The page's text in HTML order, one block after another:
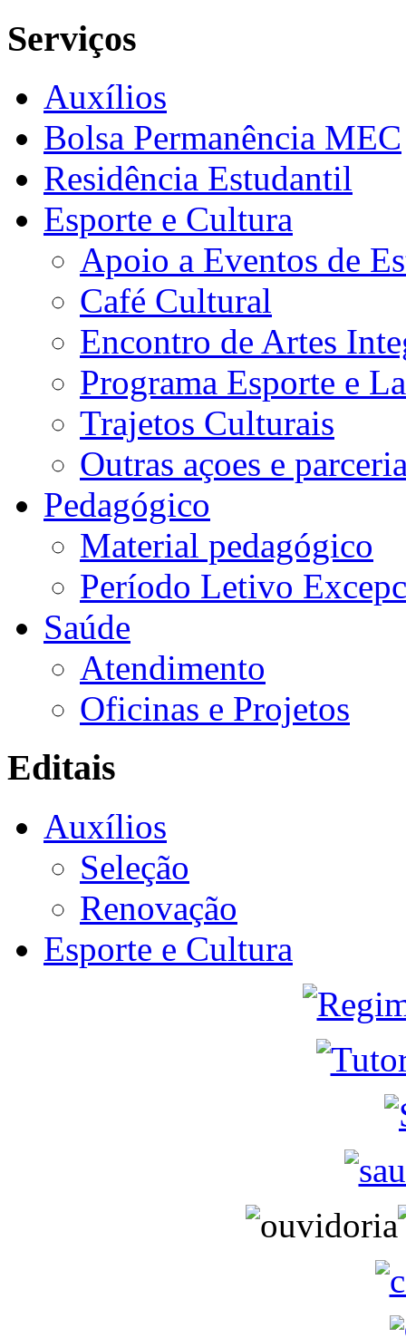
Serviços
Auxílios
Bolsa Permanência MEC
Residência Estudantil
Esporte e Cultura
Apoio a Eventos de
Café Cultural
Encontro de Artes
Programa Esporte e
Trajetos Culturais
Outras açoes e
Pedagógico
Material pedagógico
Período Letivo
Saúde
Atendimento
Oficinas e Projetos
Editais
Auxílios
Seleção
Renovação
Esporte e Cultura